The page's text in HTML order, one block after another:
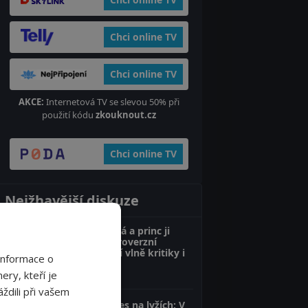
Chci online TV
Chci online TV
AKCE: Internetová TV se slevou 50% při
použití kódu zkouknout.cz
Chci online TV
Nejžhavější diskuze
Sněhurka není bílá a princ ji
nezachrání: Kontroverzní
Disneyho film čelí vlně kritiky i
výsměchu
12 komentářů
Ester Ledecká dnes na lyžích: V
o
kteří je
při vašem